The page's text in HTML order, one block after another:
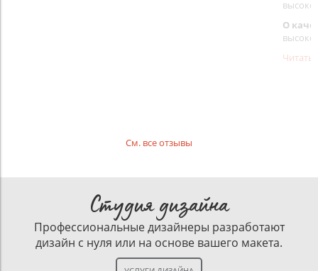
О
Читать
См. все отзывы
Студия дизайна
Профессиональные дизайнеры разработают
дизайн с нуля или на основе вашего макета.